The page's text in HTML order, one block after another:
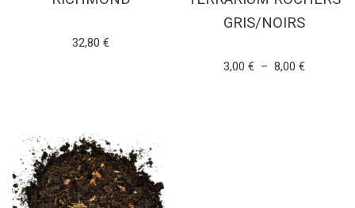
Note
5.00
32,80 €
GRIS/NOIRS
Note
3,00 € – 8,00 €